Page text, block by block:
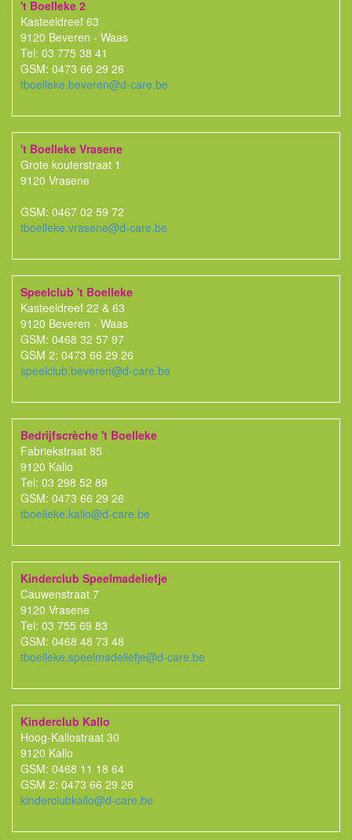
't Boelleke 2
Kasteeldreef 63
9120 Beveren - Waas
Tel: 03 775 38 41
GSM: 0473 66 29 26
tboelleke.beveren@d-care.be
't Boelleke Vrasene
Grote kouterstraat 1
9120 Vrasene
GSM: 0467 02 59 72
tboelleke.vrasene@d-care.be
Speelclub 't Boelleke
Kasteeldreef 22 & 63
9120 Beveren - Waas
GSM: 0468 32 57 97
GSM 2: 0473 66 29 26
speelclub.beveren@d-care.be
Bedrijfscrèche 't Boelleke
Fabriekstraat 85
9120 Kallo
Tel: 03 298 52 89
GSM: 0473 66 29 26
tboelleke.kallo@d-care.be
Kinderclub Speelmadeliefje
Cauwenstraat 7
9120 Vrasene
Tel: 03 755 69 83
GSM: 0468 48 73 48
tboelleke.speelmadeliefje@d-care.be
Kinderclub Kallo
Hoog-Kallostraat 30
9120 Kallo
GSM: 0468 11 18 64
GSM 2: 0473 66 29 26
kinderclubkallo@d-care.be